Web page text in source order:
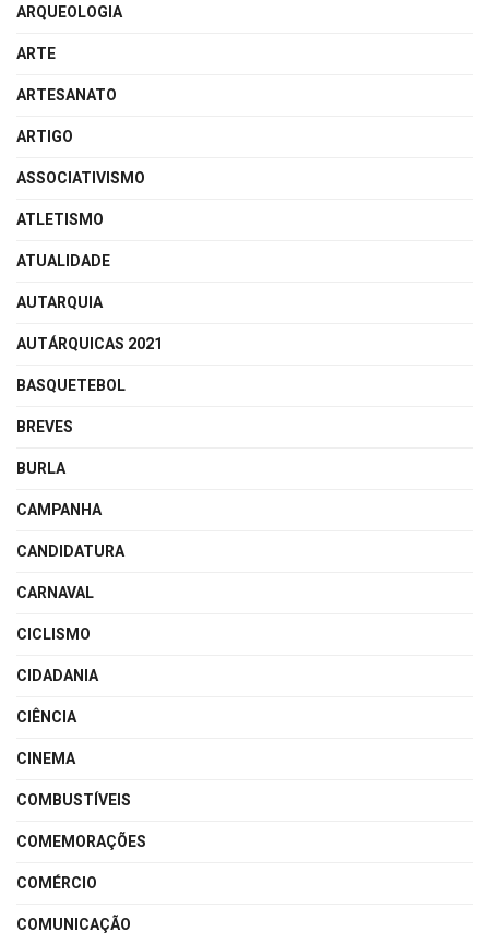
ARQUEOLOGIA
ARTE
ARTESANATO
ARTIGO
ASSOCIATIVISMO
ATLETISMO
ATUALIDADE
AUTARQUIA
AUTÁRQUICAS 2021
BASQUETEBOL
BREVES
BURLA
CAMPANHA
CANDIDATURA
CARNAVAL
CICLISMO
CIDADANIA
CIÊNCIA
CINEMA
COMBUSTÍVEIS
COMEMORAÇÕES
COMÉRCIO
COMUNICAÇÃO